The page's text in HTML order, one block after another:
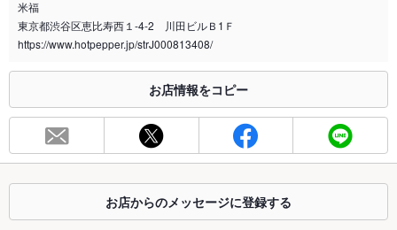
喫煙専用室
※2020年4月1日～受動喫煙対策に関する法律が施行されています。正しい情報はお店へお問い
総席数 26席
最大宴会収
26人
米福
東京都渋谷区恵比寿西１-4-2 川田ビルＢ1Ｆ
https://www.hotpepper.jp/strJ000813408/
お店情報をコピー
お店からのメッセージに登録する